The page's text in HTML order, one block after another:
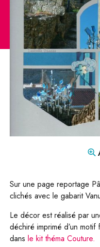
Mon compte
Boutique
FR
DE
CONTACT
Sur une page reportage
clichés avec le gabarit
Le décor est réalisé par
déchiré imprimé d’un motif
dans le kit théma Couture.